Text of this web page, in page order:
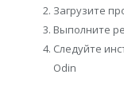
Загрузите
Выполните
Следуйте
Odin